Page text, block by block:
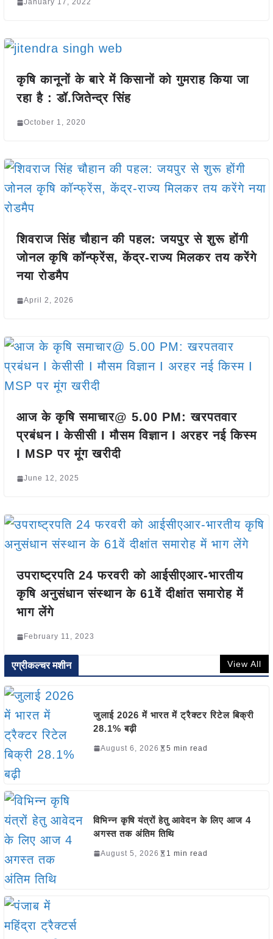
January 17, 2022
कृषि कानूनों के बारे में किसानों को गुमराह किया जा
रहा है : डॉ.जितेन्द्र सिंह
October 1, 2020
शिवराज सिंह चौहान की पहल: जयपुर से शुरू होंगी
जोनल कृषि कॉन्फ्रेंस, केंद्र-राज्य मिलकर तय करेंगे
नया रोडमैप
April 2, 2026
आज के कृषि समाचार@ 5.00 PM: खरपतवार
प्रबंधन I केसीसी I मौसम विज्ञान I अरहर नई किस्म
I MSP पर मूंग खरीदी
June 12, 2025
उपराष्ट्रपति 24 फरवरी को आईसीएआर-भारतीय
कृषि अनुसंधान संस्थान के 61वें दीक्षांत समारोह में
भाग लेंगे
February 11, 2023
एग्रीकल्चर मशीन View All
जुलाई 2026 में भारत में ट्रैक्टर रिटेल बिक्री
28.1% बढ़ी
August 6, 2026 5 min read
विभिन्न कृषि यंत्रों हेतु आवेदन के लिए आज 4
अगस्त तक अंतिम तिथि
August 5, 2026 1 min read